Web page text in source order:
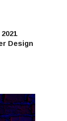
Design